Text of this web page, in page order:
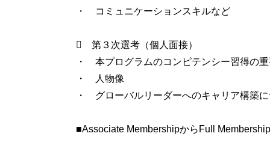
・ コミュニケーションスキルなど
 第３次選考（個人面接）
・ 本プログラムのコンピテンシー習得の
・ 人物像
・ グローバルリーダーへのキャリア構築
■Associate MembershipからFull